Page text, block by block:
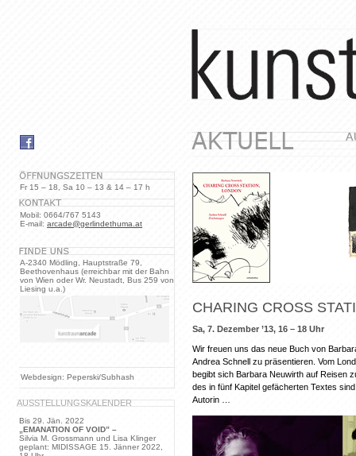
CHARING CROSS
Sa, 7. Dezember ’13, 16 – 18 Uhr
Wir freuen uns das neue Buch von
Andrea Schnell zu präsentieren. Vom
begibt sich Barbara Neuwirth auf Reisen
des in fünf Kapitel gefächerten Textes
Autorin …
Fr 15 – 18, Sa 10 – 13 & 14 – 17 h
Mobil: 0664/767 5143
E-mail: arcade@gerlindethuma.at
A-2340 Mödling, Hauptstraße 79,
Beethovenhaus (erreichbar mit der Bahn
von Wien oder Wr. Neustadt, Bus 259 von
Liesing u.a.)
Webdesign: Peperski/Subhash
AUSSTELLUNGSKALENDER
Bis 29. Jän. 2022
„EMANATION OF VOID” –
Silvia M. Grossmann und Lisa Klinger
geplant: MIDISSAGE 15. Jänner 2022,